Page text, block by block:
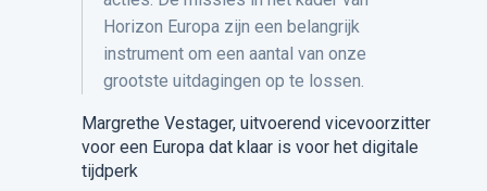
Horizon Europa zijn een belangrijk
instrument om een aantal van onze
grootste uitdagingen op te lossen.
Margrethe Vestager, uitvoerend vicevoorzitter
voor een Europa dat klaar is voor het digitale
tijdperk